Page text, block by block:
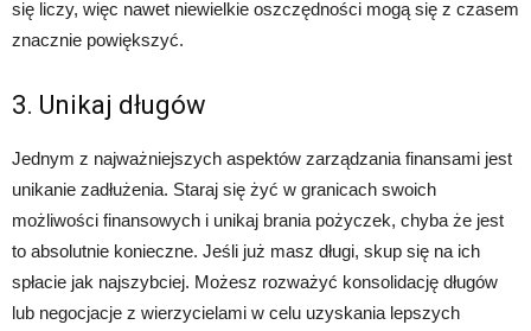
się liczy, więc nawet niewielkie oszczędności mogą się z czasem
znacznie powiększyć.
3. Unikaj długów
Jednym z najważniejszych aspektów zarządzania finansami jest
unikanie zadłużenia. Staraj się żyć w granicach swoich
możliwości finansowych i unikaj brania pożyczek, chyba że jest
to absolutnie konieczne. Jeśli już masz długi, skup się na ich
spłacie jak najszybciej. Możesz rozważyć konsolidację długów
lub negocjacje z wierzycielami w celu uzyskania lepszych